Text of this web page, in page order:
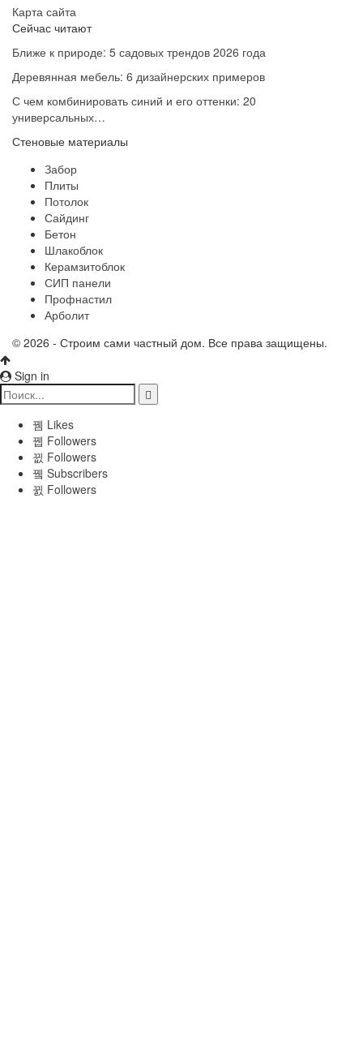
Карта сайта
Сейчас читают
Ближе к природе: 5 садовых трендов 2026 года
Деревянная мебель: 6 дизайнерских примеров
С чем комбинировать синий и его оттенки: 20
универсальных…
Стеновые материалы
Забор
Плиты
Потолок
Сайдинг
Бетон
Шлакоблок
Керамзитоблок
СИП панели
Профнастил
Арболит
© 2026 - Строим сами частный дом. Все права защищены.
Sign in
Likes
Followers
Followers
Subscribers
Followers